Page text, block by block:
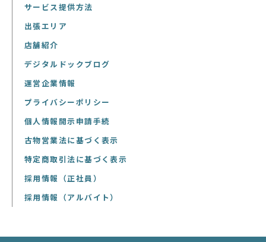
サービス提供方法
出張エリア
店舗紹介
デジタルドックブログ
運営企業情報
プライバシーポリシー
個人情報開示申請手続
古物営業法に基づく表示
特定商取引法に基づく表示
採用情報（正社員）
採用情報（アルバイト）